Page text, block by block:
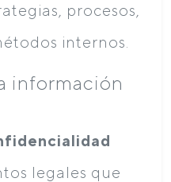
procesos,
internos.
información
legales que